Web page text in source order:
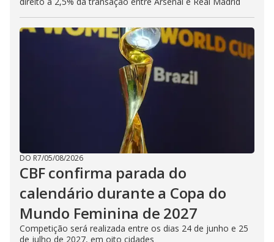
DO R7/05/08/2026
CBF confirma parada do
calendário durante a Copa do
Mundo Feminina de 2027
Competição será realizada entre os dias 24 de junho e 25
de julho de 2027, em oito cidades